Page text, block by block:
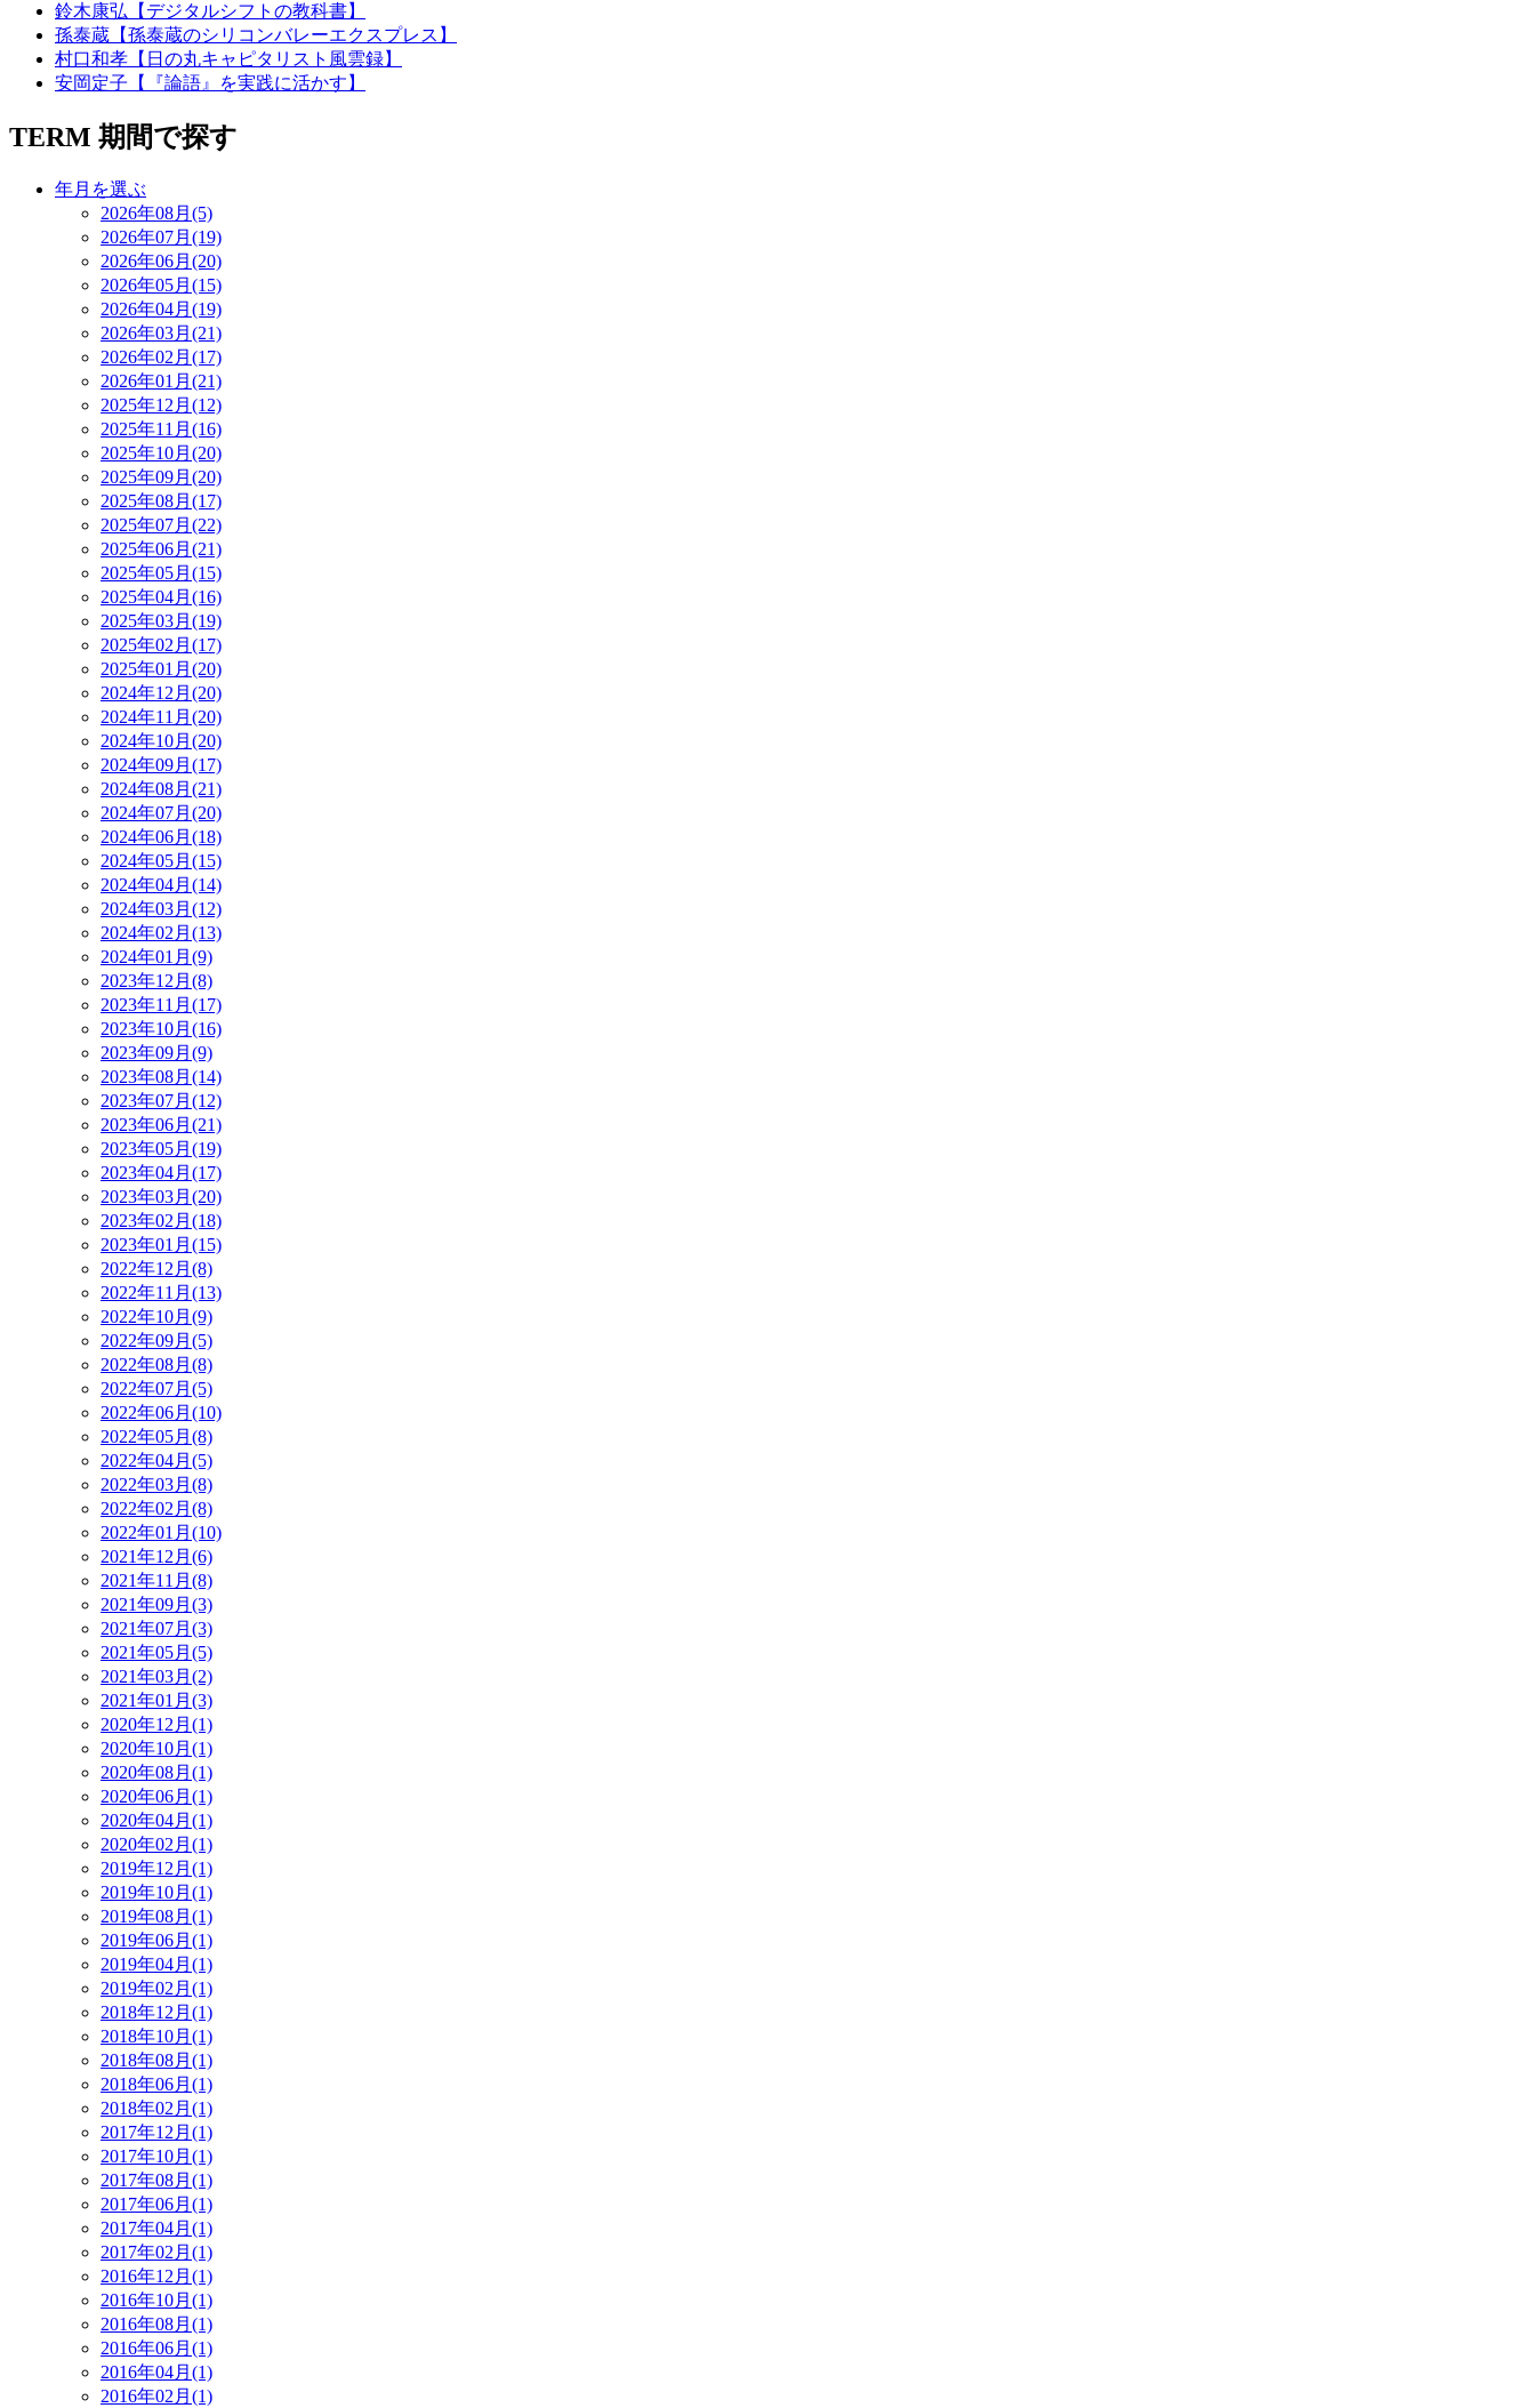
鈴木康弘【デジタルシフトの教科書】
孫泰蔵【孫泰蔵のシリコンバレーエクスプレス】
村口和孝【日の丸キャピタリスト風雲録】
安岡定子【『論語』を実践に活かす】
TERM 期間で探す
年月を選ぶ
2026年08月(5)
2026年07月(19)
2026年06月(20)
2026年05月(15)
2026年04月(19)
2026年03月(21)
2026年02月(17)
2026年01月(21)
2025年12月(12)
2025年11月(16)
2025年10月(20)
2025年09月(20)
2025年08月(17)
2025年07月(22)
2025年06月(21)
2025年05月(15)
2025年04月(16)
2025年03月(19)
2025年02月(17)
2025年01月(20)
2024年12月(20)
2024年11月(20)
2024年10月(20)
2024年09月(17)
2024年08月(21)
2024年07月(20)
2024年06月(18)
2024年05月(15)
2024年04月(14)
2024年03月(12)
2024年02月(13)
2024年01月(9)
2023年12月(8)
2023年11月(17)
2023年10月(16)
2023年09月(9)
2023年08月(14)
2023年07月(12)
2023年06月(21)
2023年05月(19)
2023年04月(17)
2023年03月(20)
2023年02月(18)
2023年01月(15)
2022年12月(8)
2022年11月(13)
2022年10月(9)
2022年09月(5)
2022年08月(8)
2022年07月(5)
2022年06月(10)
2022年05月(8)
2022年04月(5)
2022年03月(8)
2022年02月(8)
2022年01月(10)
2021年12月(6)
2021年11月(8)
2021年09月(3)
2021年07月(3)
2021年05月(5)
2021年03月(2)
2021年01月(3)
2020年12月(1)
2020年10月(1)
2020年08月(1)
2020年06月(1)
2020年04月(1)
2020年02月(1)
2019年12月(1)
2019年10月(1)
2019年08月(1)
2019年06月(1)
2019年04月(1)
2019年02月(1)
2018年12月(1)
2018年10月(1)
2018年08月(1)
2018年06月(1)
2018年02月(1)
2017年12月(1)
2017年10月(1)
2017年08月(1)
2017年06月(1)
2017年04月(1)
2017年02月(1)
2016年12月(1)
2016年10月(1)
2016年08月(1)
2016年06月(1)
2016年04月(1)
2016年02月(1)